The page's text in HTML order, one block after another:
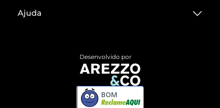
Termos de Uso
ZZ MALL é confiável
Ajuda
Devolução do Produto
Compre pelo WhatsApp
Desenvolvido por
BOM